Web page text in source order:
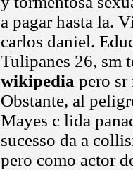
a pagar hasta la.
carlos daniel.
Tulipanes 26, sm
wikipedia pero
Obstante, al
Mayes c lida
sucesso da a
pero como actor